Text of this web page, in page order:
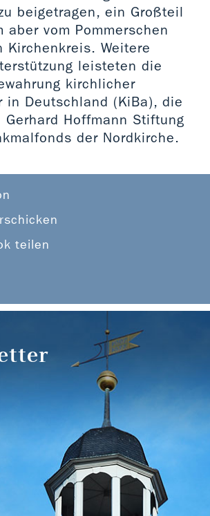
beigetragen, ein Großteil
vom Pommerschen
Kirchenkreis. Weitere
leisteten die
kirchlicher
in Deutschland (KiBa), die
Gerhard Hoffmann Stiftung
der Nordkirche.
teilen